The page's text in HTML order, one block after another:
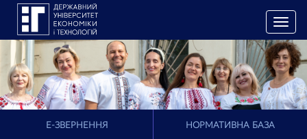
T
o
g
g
l
e
n
E-ЗВЕРНЕННЯ НОРМАТИВНА БАЗА